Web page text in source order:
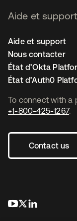
To connect with a
+1-800-425-1267.
Contact us
s’ouvre dans
s’ouvre dans
Aide et support
Aide et support
Nous contacter
État d’Okta
État d’Auth0